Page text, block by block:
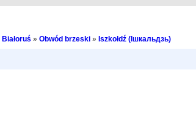
Białoruś » Obwód brzeski» Iszkołdź (Ішкальдзь)